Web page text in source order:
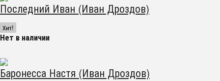
Последний Иван (Иван Дроздов)
Хит!
Нет в наличии
Баронесса Настя (Иван Дроздов)